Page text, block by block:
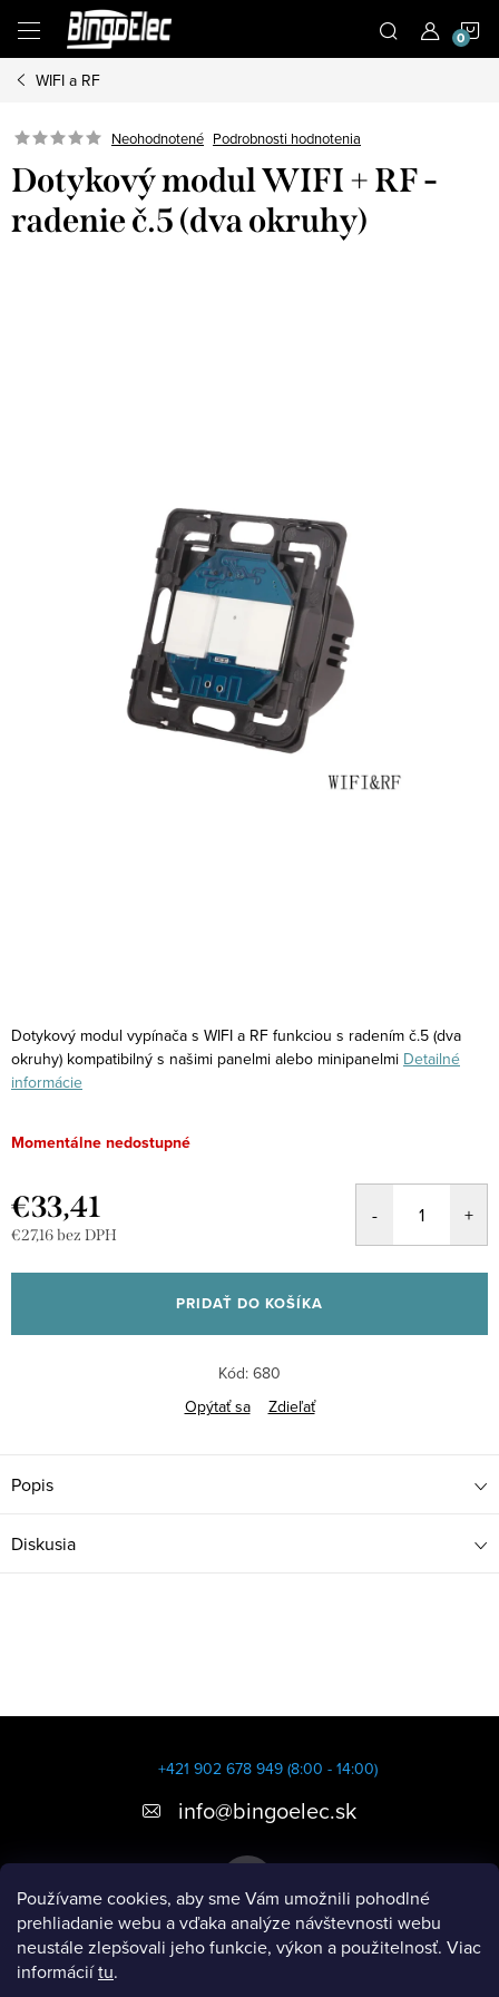
Používame cookies, aby sme Vám umožnili pohodlné
prehliadanie webu a vďaka analýze návštevnosti webu
neustále zlepšovali jeho funkcie, výkon a použitelnosť. Viac
informáciítu.
obsah
WIFI a RF
Neohodnotené Podrobnosti hodnotenia
Dotykový modul WIFI + RF -
radenie č.5 (dva okruhy)
Dotykový modul vypínača s WIFI a RF funkciou s radením č.5 (dva
okruhy) kompatibilný s našimi panelmi alebo minipanelmi Detailné
informácie
Momentálne nedostupné
€33,41
€27,16 bez DPH
cena:
PRIDAŤ DO KOŠÍKA
Kód: 680
Opýtať sa
Zdieľať
Popis
Diskusia
t
+421 902 678 949 (8:00 - 14:00)
info@bingoelec.sk
Informácie pre vás